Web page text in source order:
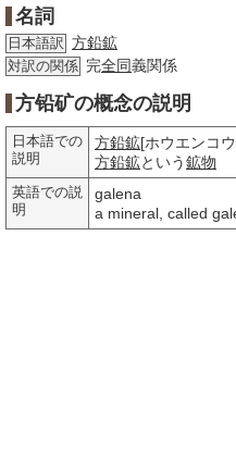
名詞
日本語訳 方鉛鉱
対訳の関係 完全同義関係
方铅矿の概念の説明
日本語での
説明
方鉛鉱[ホウエンコ
方鉛鉱という鉱物
英語での説
明
galena
a mineral, called